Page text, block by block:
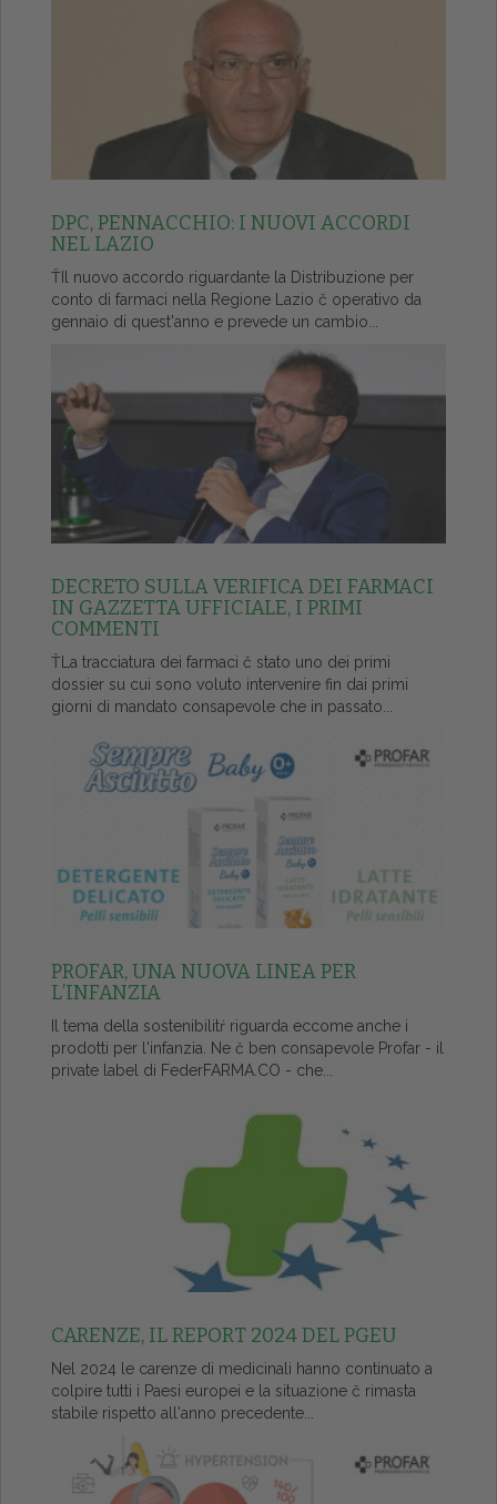
DPC, PENNACCHIO: I NUOVI ACCORDI
NEL LAZIO
ŤIl nuovo accordo riguardante la Distribuzione per
conto di farmaci nella Regione Lazio č operativo da
gennaio di quest'anno e prevede un cambio...
DECRETO SULLA VERIFICA DEI FARMACI
IN GAZZETTA UFFICIALE, I PRIMI
COMMENTI
ŤLa tracciatura dei farmaci č stato uno dei primi
dossier su cui sono voluto intervenire fin dai primi
giorni di mandato consapevole che in passato...
PROFAR, UNA NUOVA LINEA PER
L’INFANZIA
Il tema della sostenibilitŕ riguarda eccome anche i
prodotti per l'infanzia. Ne č ben consapevole Profar - il
private label di FederFARMA.CO - che...
CARENZE, IL REPORT 2024 DEL PGEU
Nel 2024 le carenze di medicinali hanno continuato a
colpire tutti i Paesi europei e la situazione č rimasta
stabile rispetto all'anno precedente...